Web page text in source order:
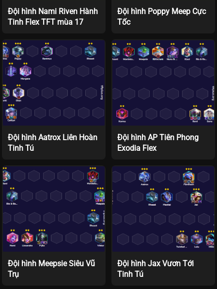
Đội hình Nami Riven Hành
Tinh Flex TFT mùa 17
Đội hình Poppy Meep Cực
Tốc
Đội hình Aatrox Liên Hoàn
Tinh Tú
Đội hình AP Tiên Phong
Exodia Flex
Đội hình Meepsie Siêu Vũ
Trụ
Đội hình Jax Vươn Tới
Tinh Tú